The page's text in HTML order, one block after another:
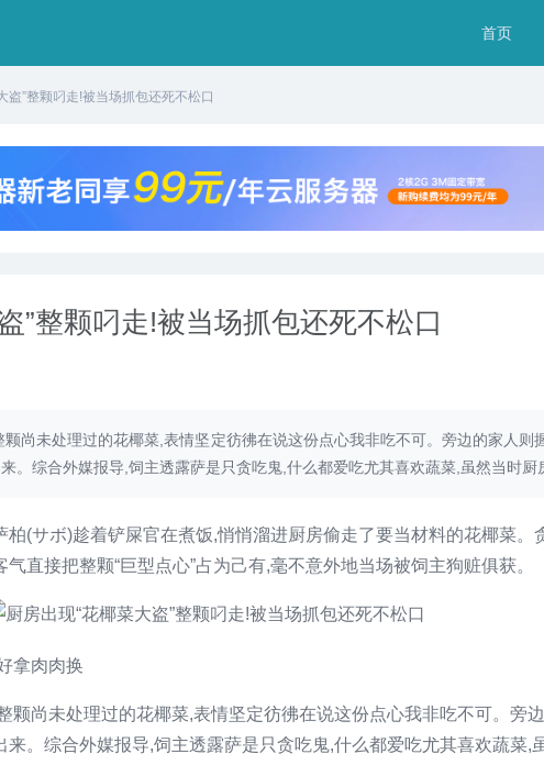
首页
盗”整颗叼走!被当场抓包还死不松口
”整颗叼走!被当场抓包还死不松口
尚未处理过的花椰菜,表情坚定彷彿在说这份点心我非吃不可。旁边的家人则
。综合外媒报导,饲主透露萨是只贪吃鬼,什么都爱吃尤其喜欢蔬菜,虽然当时厨
柏(サボ)趁着铲屎官在煮饭,悄悄溜进厨房偷走了要当材料的花椰菜。
直接把整颗“巨型点心”占为己有,毫不意外地当场被饲主狗赃俱获。
拿肉肉换
颗尚未处理过的花椰菜,表情坚定彷彿在说这份点心我非吃不可。旁
。综合外媒报导,饲主透露萨是只贪吃鬼,什么都爱吃尤其喜欢蔬菜,